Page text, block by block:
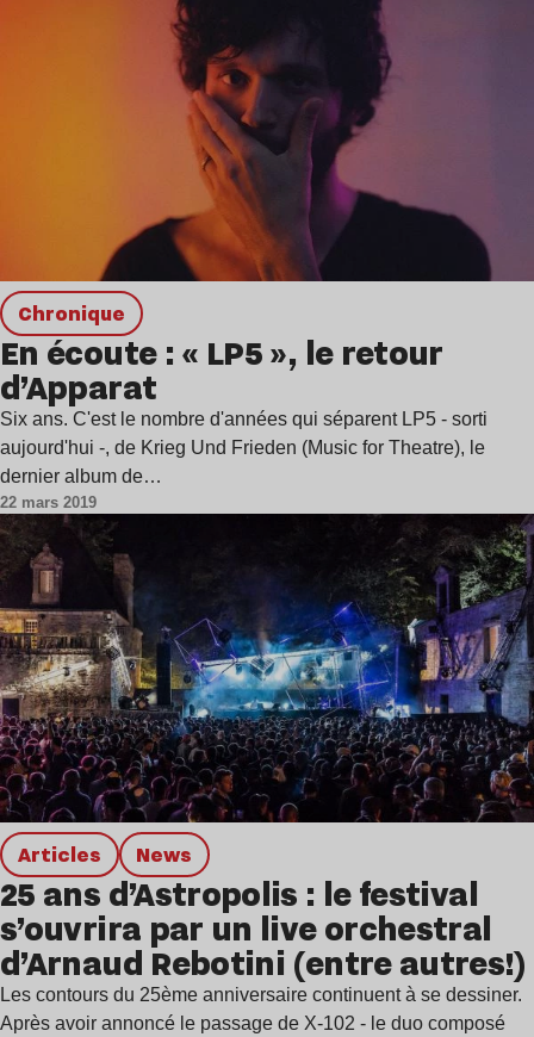
chronique
En écoute : « LP5 », le retour
d’Apparat
Six ans. C'est le nombre d'années qui séparent LP5 - sorti
aujourd'hui -, de Krieg Und Frieden (Music for Theatre), le
dernier album de…
22 mars 2019
Articles news
25 ans d’Astropolis : le festival
s’ouvrira par un live orchestral
d’Arnaud Rebotini (entre autres!)
Les contours du 25ème anniversaire continuent à se dessiner.
Après avoir annoncé le passage de X-102 - le duo composé